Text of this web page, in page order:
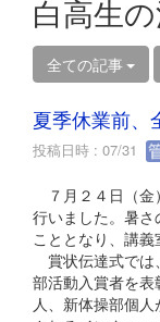
白高生
全ての記事
夏季休業前、
投稿日時 : 07/31
７月２４日（金
行いました。暑
こととなり、講義
賞状伝達式では
部活動入賞者を
人、新体操部個